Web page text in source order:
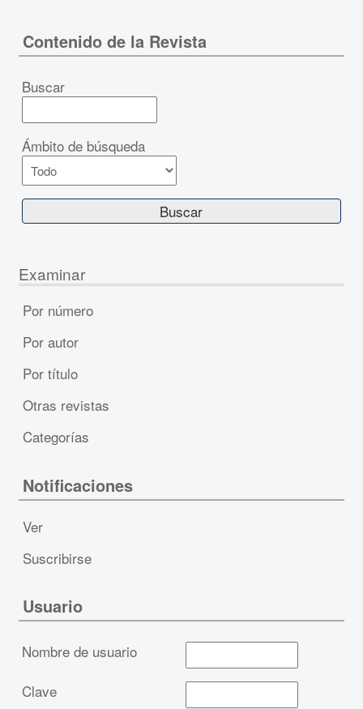
Contenido de la Revista
Buscar
Ámbito de búsqueda
Examinar
Por número
Por autor
Por título
Otras revistas
Categorías
Notificaciones
Ver
Suscribirse
Usuario
Nombre de usuario
Clave